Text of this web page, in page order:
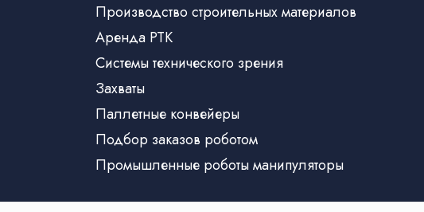
Производство строительных материалов
Аренда РТК
Системы технического зрения
Захваты
Паллетные конвейеры
Подбор заказов роботом
Промышленные роботы манипуляторы